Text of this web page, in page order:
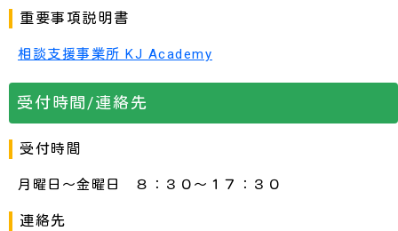
重要事項説明書
相談支援事業所 KJ Academy
受付時間/連絡先
受付時間
月曜日～金曜日 ８：３０～１７：３０
連絡先